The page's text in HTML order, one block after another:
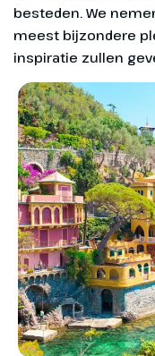
besteden. We
meest bijzondere
inspiratie zullen